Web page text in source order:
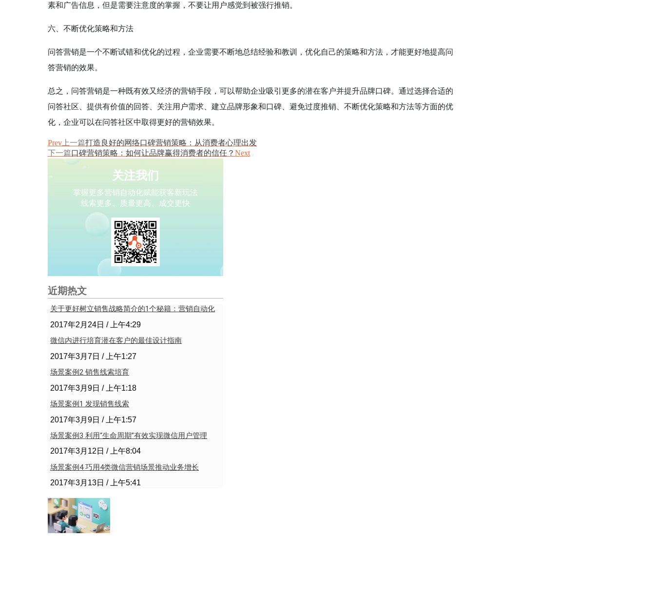
素和广告信息，但是需要注意度的掌握，不要让用户感觉到被强行推销。
六、不断优化策略和方法
问答营销是一个不断试错和优化的过程，企业需要不断地总结经验和教训，优化自己的策略和方法，才能更好地提高问
答营销的效果。
总之，问答营销是一种既有效又经济的营销手段，可以帮助企业吸引更多的潜在客户并提升品牌口碑。通过选择合适的
问答社区、提供有价值的回答、关注用户需求、建立品牌形象和口碑、避免过度推销、不断优化策略和方法等方面的优
化，企业可以在问答社区中取得更好的营销效果。
Prev 上一篇打造良好的网络口碑营销策略：从消费者心理出发
下一篇口碑营销策略：如何让品牌赢得消费者的信任？ Next
关注我们
掌握更多营销自动化赋能获客新玩法
线索更多、质量更高、成交更快
近期热文
关于更好树立销售战略简介的1个秘籍：营销自动化
2017年2月24日 上午4:29
微信内进行培育潜在客户的最佳设计指南
2017年3月7日 上午1:27
场景案例2 销售线索培育
2017年3月9日 上午1:18
场景案例1 发现销售线索
2017年3月9日 上午1:57
场景案例3 利用“生命周期”有效实现微信用户管理
2017年3月12日 上午8:04
场景案例4 巧用4类微信营销场景推动业务增长
2017年3月13日 上午5:41